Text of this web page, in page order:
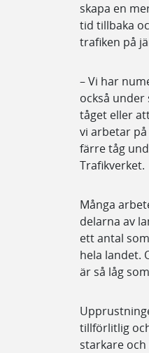
skapa en
tid tillbaka
trafiken på
– Vi har
också
tåget eller
vi arbetar
färre tåg
Trafikverket.
Många
delarna av
ett antal
hela landet.
är så låg
tillförlitlig
starkare